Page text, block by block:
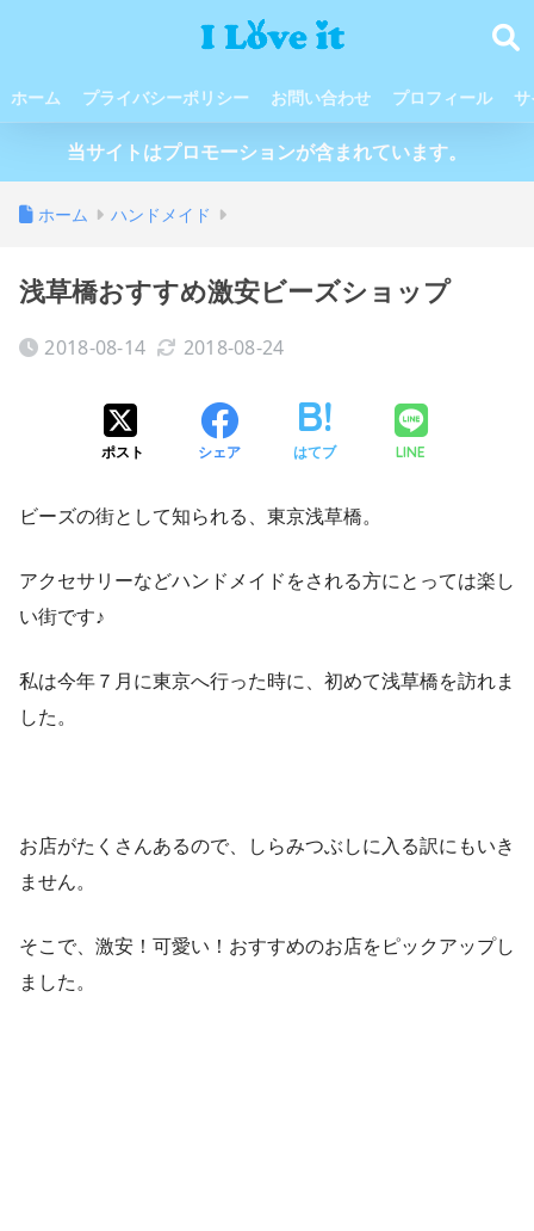
ホーム プライバシーポリシー お問い合わせ プロフィール
当サイトはプロモーションが含まれています。
ホーム ハンドメイド
浅草橋おすすめ激安ビーズショップ
2018-08-14 2018-08-24
ポスト シェア はてブ LINE
ビーズの街として知られる、東京浅草橋。
アクセサリーなどハンドメイドをされる方にとっては楽し
い街です♪
私は今年７月に東京へ行った時に、初めて浅草橋を訪れま
した。
お店がたくさんあるので、しらみつぶしに入る訳にもいき
ません。
そこで、激安！可愛い！おすすめのお店をピックアップし
ました。